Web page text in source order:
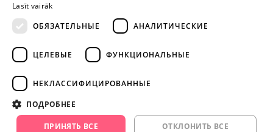
Внимание! Yesyes.lv содержит откровенную сексуальную
ПРОДОЛЖАЙТЕ
ИГРАТЬ
+371 29 994 357
Lasīt vairāk
ОБЯЗАТЕЛЬНЫЕ
АНАЛИТИЧЕСКИЕ
ЦЕЛЕВЫЕ ФУНКЦИОНАЛЬНЫЕ
НЕКЛАССИФИЦИРОВАННЫЕ
ПОДРОБНЕЕ
ПРИНЯТЬ ВСЕ ОТКЛОНИТЬ ВСЕ